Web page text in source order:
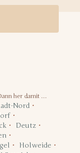
her damit …
Nord
Deutz
Holweide